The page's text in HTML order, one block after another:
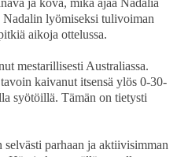
ja kova, mikä ajaa Nadalia
lyömiseksi tulivoiman
aikoja ottelussa.
mestarillisesti Australiassa.
kaivanut itsensä ylös 0-30-
syötöillä. Tämän on tietysti
selvästi parhaan ja aktiivisimman